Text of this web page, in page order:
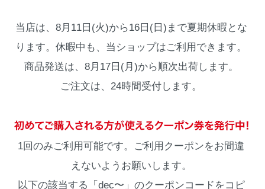
当店は、8月11日(火)から16日(日)まで夏期休暇とな
ります。休暇中も、当ショップはご利用できます。
商品発送は、8月17日(月)から順次出荷します。
ご注文は、24時間受付します。
1回のみご利用可能です。ご利用クーポンをお間違
えないようお願いします。
以下の該当する「dec〜」のクーポンコードをコピ